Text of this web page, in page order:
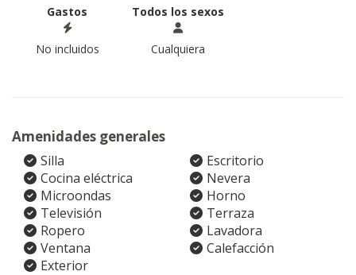
Gastos
No incluidos
Todos los sexos
Cualquiera
Amenidades generales
Silla
Escritorio
Cocina eléctrica
Nevera
Microondas
Horno
Televisión
Terraza
Ropero
Lavadora
Ventana
Calefacción
Exterior